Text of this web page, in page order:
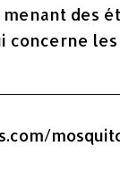
des
concerne